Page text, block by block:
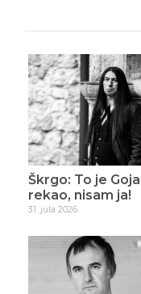
Škrgo: To je Goja
rekao, nisam ja!
31. jula 2026.